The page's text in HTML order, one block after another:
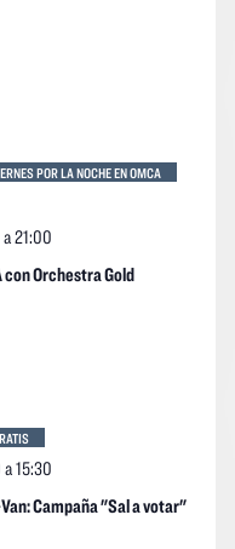
con Orchestra Gold
a21:00
POR LA NOCHE EN OMCA
Campaña "Sal a votar"
a15:30